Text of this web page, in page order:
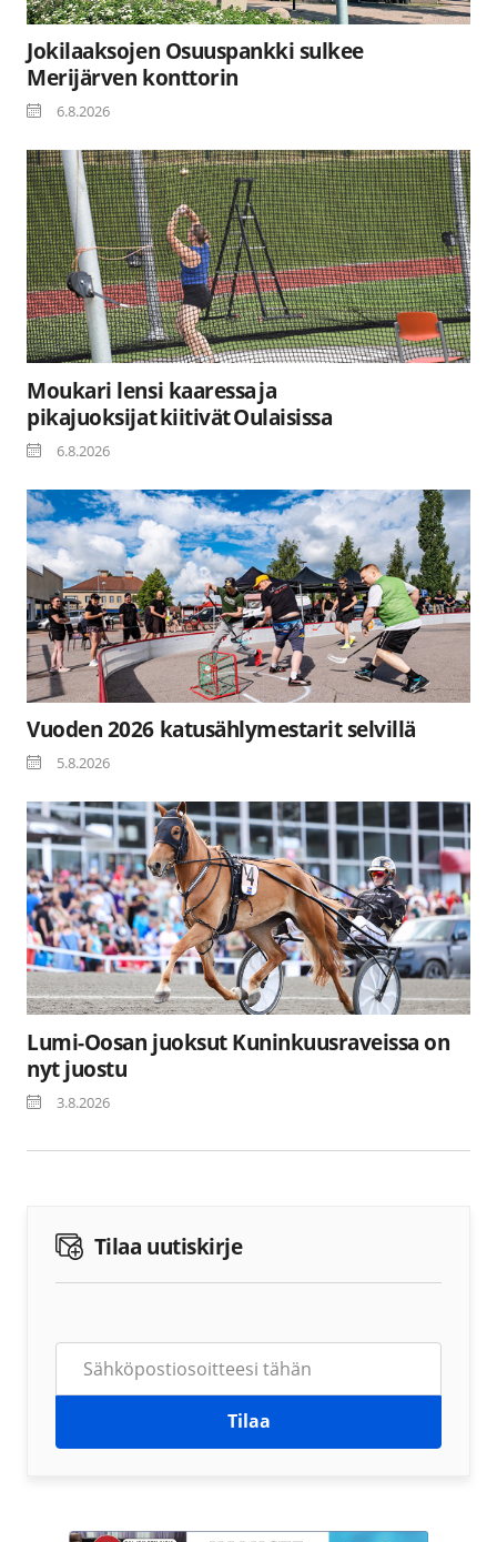
Jokilaaksojen Osuuspankki sulkee
Merijärven konttorin
6.8.2026
Moukari lensi kaaressa ja
pikajuoksijat kiitivät Oulaisissa
6.8.2026
Vuoden 2026 katusählymestarit selvillä
5.8.2026
Lumi-Oosan juoksut Kuninkuusraveissa on
nyt juostu
3.8.2026
Tilaa uutiskirje
Tilaa